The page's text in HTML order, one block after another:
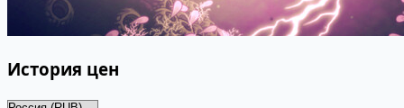
История цен